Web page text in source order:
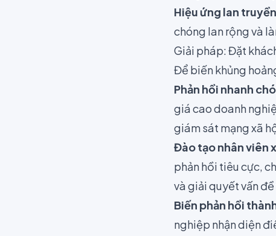
Hiệu ứng lan
chóng lan rộng và
Giải pháp: Đặt
Để biến khủng
Phản hồi nhanh
giá cao doanh
giám sát mạng xã
Đào tạo nhân viên
phản hồi tiêu cực,
và giải quyết vấn
Biến phản hồi
nghiệp nhận diện